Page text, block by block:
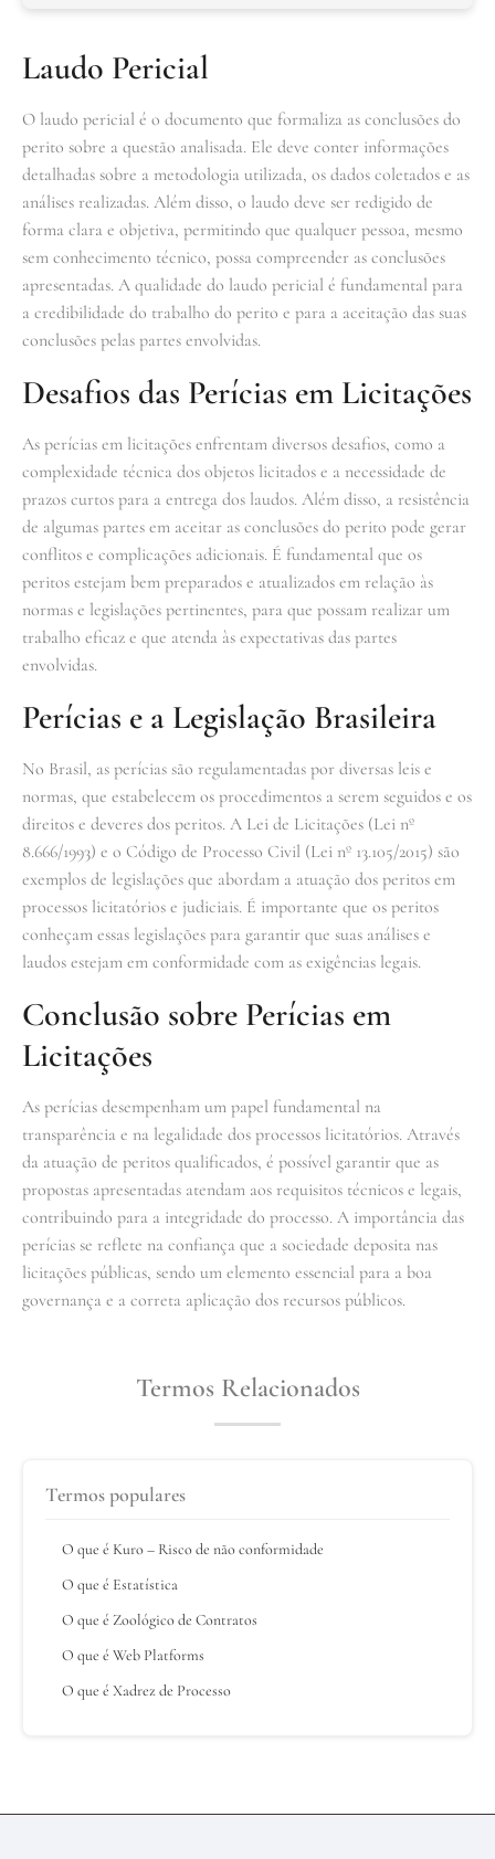
Laudo Pericial
O laudo pericial é o documento que formaliza as conclusões do
perito sobre a questão analisada. Ele deve conter informações
detalhadas sobre a metodologia utilizada, os dados coletados e as
análises realizadas. Além disso, o laudo deve ser redigido de
forma clara e objetiva, permitindo que qualquer pessoa, mesmo
sem conhecimento técnico, possa compreender as conclusões
apresentadas. A qualidade do laudo pericial é fundamental para
a credibilidade do trabalho do perito e para a aceitação das suas
conclusões pelas partes envolvidas.
Desafios das Perícias em Licitações
As perícias em licitações enfrentam diversos desafios, como a
complexidade técnica dos objetos licitados e a necessidade de
prazos curtos para a entrega dos laudos. Além disso, a resistência
de algumas partes em aceitar as conclusões do perito pode gerar
conflitos e complicações adicionais. É fundamental que os
peritos estejam bem preparados e atualizados em relação às
normas e legislações pertinentes, para que possam realizar um
trabalho eficaz e que atenda às expectativas das partes
envolvidas.
Perícias e a Legislação Brasileira
No Brasil, as perícias são regulamentadas por diversas leis e
normas, que estabelecem os procedimentos a serem seguidos e os
direitos e deveres dos peritos. A Lei de Licitações (Lei nº
8.666/1993) e o Código de Processo Civil (Lei nº 13.105/2015) são
exemplos de legislações que abordam a atuação dos peritos em
processos licitatórios e judiciais. É importante que os peritos
conheçam essas legislações para garantir que suas análises e
laudos estejam em conformidade com as exigências legais.
Conclusão sobre Perícias em
Licitações
As perícias desempenham um papel fundamental na
transparência e na legalidade dos processos licitatórios. Através
da atuação de peritos qualificados, é possível garantir que as
propostas apresentadas atendam aos requisitos técnicos e legais,
contribuindo para a integridade do processo. A importância das
perícias se reflete na confiança que a sociedade deposita nas
licitações públicas, sendo um elemento essencial para a boa
governança e a correta aplicação dos recursos públicos.
Termos Relacionados
Termos populares
O que é Kuro – Risco de não conformidade
O que é Estatística
O que é Zoológico de Contratos
O que é Web Platforms
O que é Xadrez de Processo